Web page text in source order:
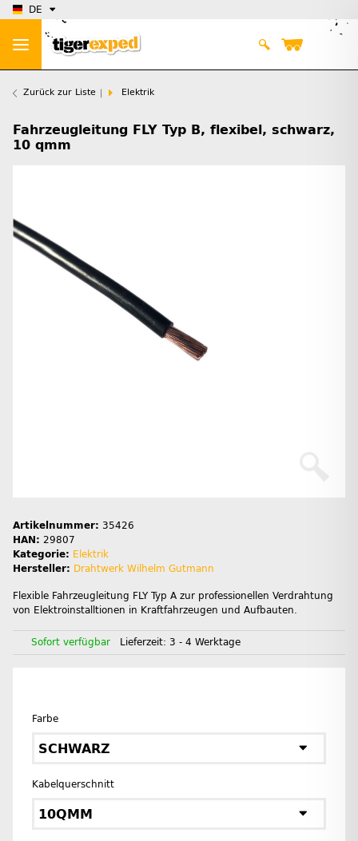
DE
Zurück zur Liste Elektrik
Fahrzeugleitung FLY Typ B, flexibel, schwarz,
10 qmm
Artikelnummer: 35426
HAN: 29807
Kategorie: Elektrik
Hersteller: Drahtwerk Wilhelm Gutmann
Flexible Fahrzeugleitung FLY Typ A zur professionellen Verdrahtung
von Elektroinstalltionen in Kraftfahrzeugen und Aufbauten.
Sofort verfügbar Lieferzeit: 3 - 4 Werktage
Farbe
SCHWARZ
Kabelquerschnitt
10QMM